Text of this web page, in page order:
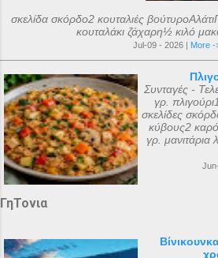
σκελίδα σκόρδο2 κουταλιές
κουταλάκι ζάχαρη½ κιλό
Jul-09 - 2026 | More -
Συνταγές -
γρ.
σκελίδες
κύβους2
γρ. μανιτάρια
ΓηΤονια